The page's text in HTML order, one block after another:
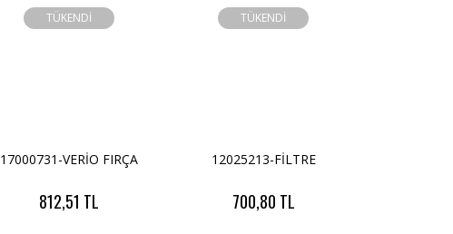
TÜKENDİ
17000731-VERİO FIRÇA
812,51 TL
TÜKENDİ
12025213-FİLTRE
700,80 TL